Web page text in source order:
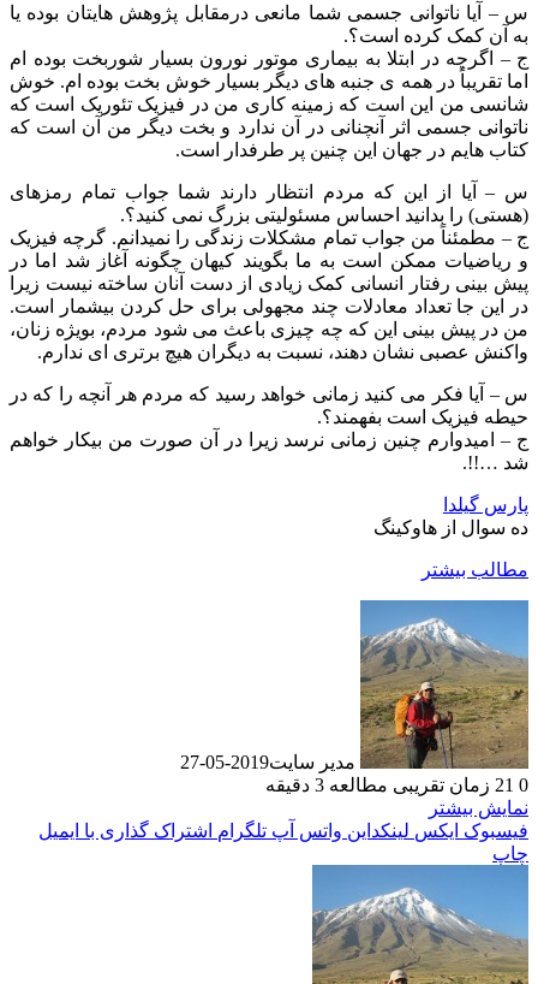
س – آیا ناتوانی جسمی شما مانعی درمقابل پژوهش هایتان بوده یا
به آن کمک کرده است؟.
ج – اگرچه در ابتلا به بیماری موتور نورون بسیار شوربخت بوده ام
اما تقریباً در همه ی جنبه های دیگر بسیار خوش بخت بوده ام. خوش
شانسی من این است که زمینه کاری من در فیزیک تئوریک است که
ناتوانی جسمی اثر آنچنانی در آن ندارد و بخت دیگر من آن است که
کتاب هایم در جهان این چنین پر طرفدار است.
س – آیا از این که مردم انتظار دارند شما جواب تمام رمزهای
(هستی) را بدانید احساس مسئولیتی بزرگ نمی کنید؟.
ج – مطمئناً من جواب تمام مشکلات زندگی را نمیدانم. گرچه فیزیک
و ریاضیات ممکن است به ما بگویند کیهان چگونه آغاز شد اما در
پیش بینی رفتار انسانی کمک زیادی از دست آنان ساخته نیست زیرا
در این جا تعداد معادلات چند مجهولی برای حل کردن بیشمار است.
من در پیش بینی این که چه چیزی باعث می شود مردم، بویژه زنان،
واکنش عصبی نشان دهند، نسبت به دیگران هیچ برتری ای ندارم.
س – آیا فکر می کنید زمانی خواهد رسید که مردم هر آنچه را که در
حیطه فیزیک است بفهمند؟.
ج – امیدوارم چنین زمانی نرسد زیرا در آن صورت من بیکار خواهم
شد …!!.
پارس گیلدا
ده سوال از هاوکینگ
مطالب بیشتر
مدیر سایت2019-05-27
0
زمان تقریبی مطالعه 3 دقیقه
نمایش بیشتر
فیسبوک ایکس لینکداین واتس آپ تلگرام اشتراک گذاری با ایمیل
چاپ